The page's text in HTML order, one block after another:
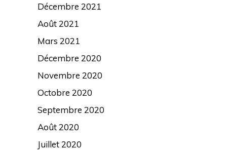
Décembre 2021
Août 2021
Mars 2021
Décembre 2020
Novembre 2020
Octobre 2020
Septembre 2020
Août 2020
Juillet 2020